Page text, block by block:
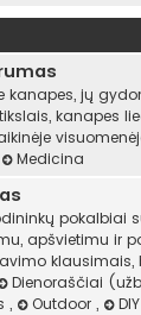
kanapes, jų
kanapes
Medicina
pokalbiai
apšvietimu ir
klausimais,
Dienoraščiai
, Outdoor , DIY